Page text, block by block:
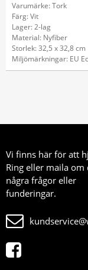
Varumärke: Tork
Färg: Vit
Lager: 2-lag
Material: Nyfiber
Storlek: 32,5 x 32,8 cm
Miljömärkningar: EU
Vi finns här för att
Ring eller maila om
några frågor eller
funderingar.